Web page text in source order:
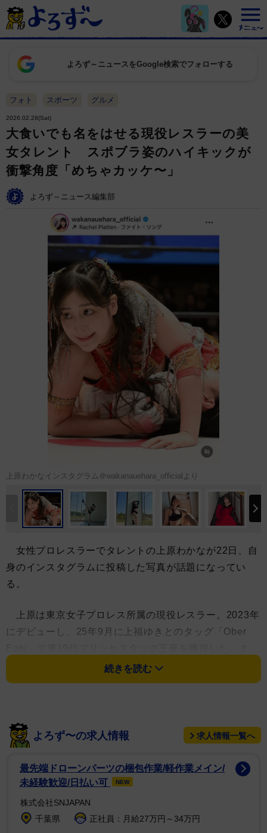
よろず～ニュースをGoogle検索でフォローする
フォト スポーツ グルメ
2026.02.28(Sat)
大食いでも名をはせる現役レスラーの美
女タレント スポブラ姿のハイキックが
衝撃角度「めちゃカッケ〜」
よろず～ニュース編集部
上原わかなインスタグラム＠wakanauehara_officialより
女性プロレスラーでタレントの上原わかなが22日、自
身のインスタグラムに投稿した写真が話題になってい
る。
上原は東京女子プロレス所属の現役レスラー。2023年
にデビューし、25年9月に上福ゆきとのタッグ「Ober
た、テレビ東京系「デカ盛りハンター」に出演し、大食
いタレントとしても注目を集めている。
ク。軸足の左が地面から垂直に伸び、蹴った右足とは一
直線に近い。ウエストからのぞくのは割れたシックスパ
ック。筋肉、体幹、ボディバランス、すべてが鍛えられ
た証しの見事なカットで、揺れる長い髪も美しい。
「"努力は裏切らない"」と書き出した上原。「この日
の撮影のために 身体、仕上げました！」と鍛錬の成果だ
続きを読む
よろず〜の求人情報 求人情報一覧へ
最先端ドローンパーツの梱包作業/軽作業メイン/
未経験歓迎/日払い可
NEW
株式会社SNJAPAN
千葉県
正社員：月給27万円～34万円